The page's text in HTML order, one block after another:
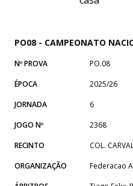
PO08 - CAMPEONATO
Nº PROVA
PO.08
ÉPOCA
2025/26
JORNADA
6
JOGO Nº
2368
RECINTO
COL.
ORGANIZAÇÃO
Federacao